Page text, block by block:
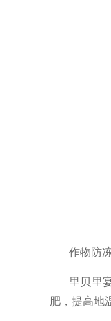
作物防
里贝里
肥，提高地